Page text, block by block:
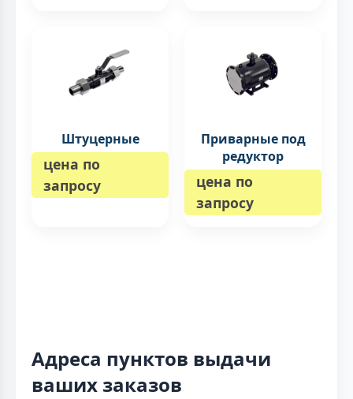
Штуцерные
цена по
запросу
Приварные под
редуктор
цена по
запросу
Адреса пунктов выдачи
ваших заказов